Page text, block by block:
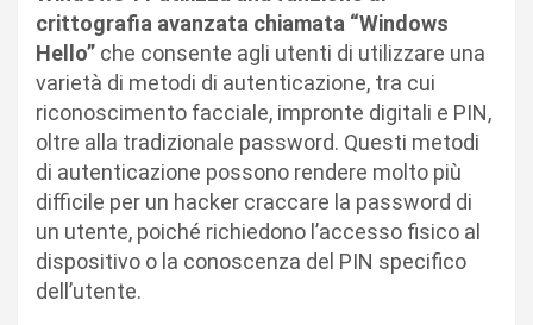
crittografia avanzata chiamata “Windows
Hello” che consente agli utenti di utilizzare una
varietà di metodi di autenticazione, tra cui
riconoscimento facciale, impronte digitali e PIN,
oltre alla tradizionale password. Questi metodi
di autenticazione possono rendere molto più
difficile per un hacker craccare la password di
un utente, poiché richiedono l’accesso fisico al
dispositivo o la conoscenza del PIN specifico
dell’utente.